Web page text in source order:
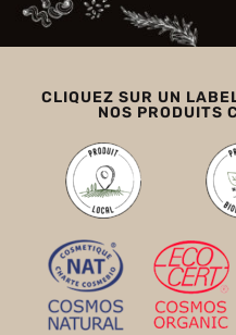
CLIQUEZ SUR UN
NOS PRODUITS